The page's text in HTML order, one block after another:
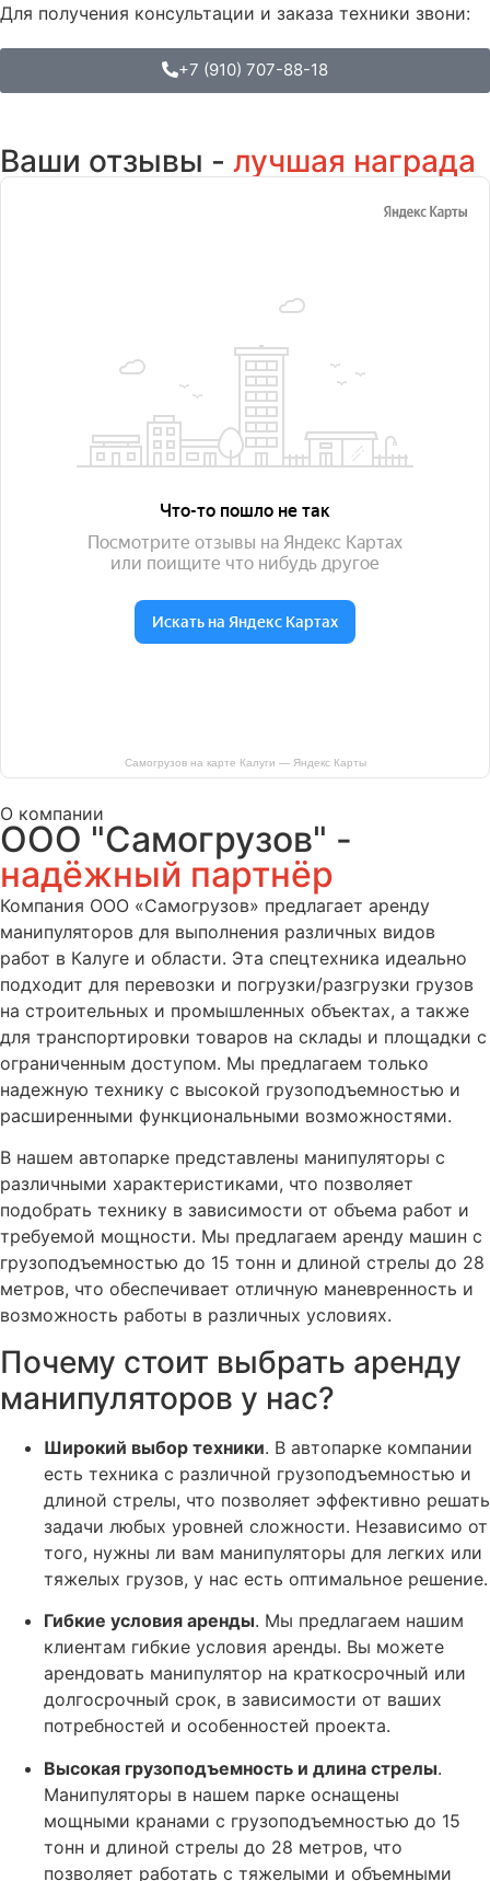
Для получения консультации и заказа техники звони:
+7 (910) 707-88-18
Ваши отзывы - лучшая награда
Самогрузов на карте Калуги — Яндекс Карты
О компании
ООО "Самогрузов" -
надёжный партнёр
Компания ООО «Самогрузов» предлагает аренду
манипуляторов для выполнения различных видов
работ в Калуге и области. Эта спецтехника идеально
подходит для перевозки и погрузки/разгрузки грузов
на строительных и промышленных объектах, а также
для транспортировки товаров на склады и площадки с
ограниченным доступом. Мы предлагаем только
надежную технику с высокой грузоподъемностью и
расширенными функциональными возможностями.
В нашем автопарке представлены манипуляторы с
различными характеристиками, что позволяет
подобрать технику в зависимости от объема работ и
требуемой мощности. Мы предлагаем аренду машин с
грузоподъемностью до 15 тонн и длиной стрелы до 28
метров, что обеспечивает отличную маневренность и
возможность работы в различных условиях.
Почему стоит выбрать аренду
манипуляторов у нас?
Широкий выбор техники. В автопарке компании
есть техника с различной грузоподъемностью и
длиной стрелы, что позволяет эффективно решать
задачи любых уровней сложности. Независимо от
того, нужны ли вам манипуляторы для легких или
тяжелых грузов, у нас есть оптимальное решение.
Гибкие условия аренды. Мы предлагаем нашим
клиентам гибкие условия аренды. Вы можете
арендовать манипулятор на краткосрочный или
долгосрочный срок, в зависимости от ваших
потребностей и особенностей проекта.
Высокая грузоподъемность и длина стрелы.
Манипуляторы в нашем парке оснащены
мощными кранами с грузоподъемностью до 15
тонн и длиной стрелы до 28 метров, что
позволяет работать с тяжелыми и объемными